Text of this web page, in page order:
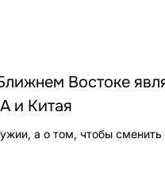
Востоке
и Китая
а о том, чтобы